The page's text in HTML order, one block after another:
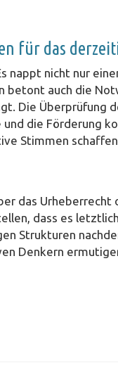
für das
nappt nicht nur
betont auch die
Die Überprüfung
die Förderung
Stimmen
das
dass es
Strukturen
Denkern